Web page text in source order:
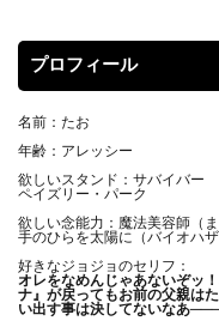
プロフィール
名前：たお
年齢：アレッシー
欲しいスタンド：サバイバー
ペイズリー・パーク
欲しい念能力：魔法美容師（
手のひらを太陽に（バイオハザ
好きなジョジョのセリフ：
オレをなめんじゃあないぞッ！
ナ』が戻ってもお前の父親は
い出す事は決してないなあ